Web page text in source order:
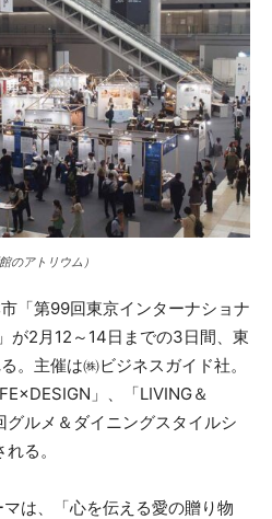
のアトリウム）
「第99回東京インターナショナ
が2月12～14日までの3日間、東
。主催は㈱ビジネスガイド社。
」、「LIVING＆
ルメ＆ダイニングスタイルシ
る。
は、「心を伝える愛の贈り物